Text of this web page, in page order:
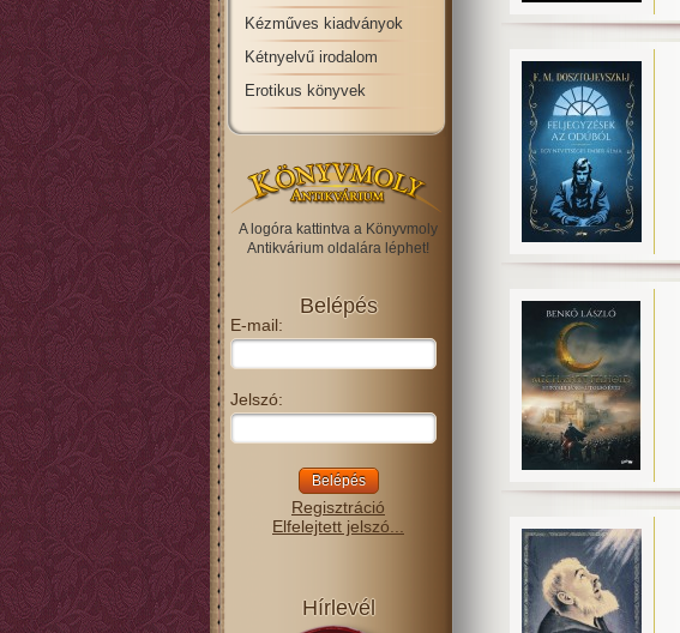
Kézműves kiadványok
Kétnyelvű irodalom
Erotikus könyvek
A logóra kattintva a Könyvmoly
Antikvárium oldalára léphet!
Belépés
E-mail:
Jelszó:
Regisztráció
Elfelejtett jelszó...
Hírlevél